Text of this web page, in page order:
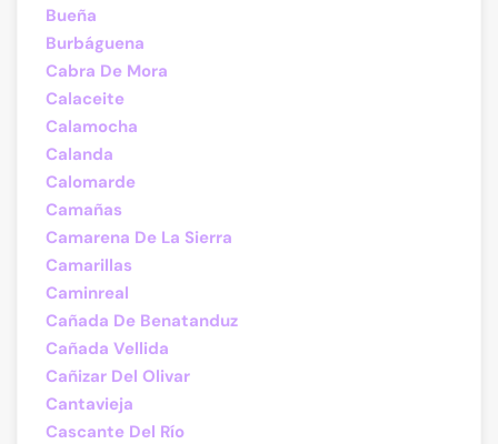
Bueña
Burbáguena
Cabra De Mora
Calaceite
Calamocha
Calanda
Calomarde
Camañas
Camarena De La Sierra
Camarillas
Caminreal
Cañada De Benatanduz
Cañada Vellida
Cañizar Del Olivar
Cantavieja
Cascante Del Río